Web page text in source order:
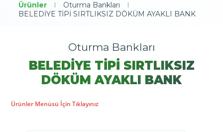
Ürünler | Oturma Bankları |
BELEDİYE TİPİ SIRTLIKSIZ DÖKÜM AYAKLI BANK
Oturma Bankları
BELEDİYE TİPİ SIRTLIKSIZ
DÖKÜM AYAKLI BANK
Ürünler Menüsü İçin Tıklayınız